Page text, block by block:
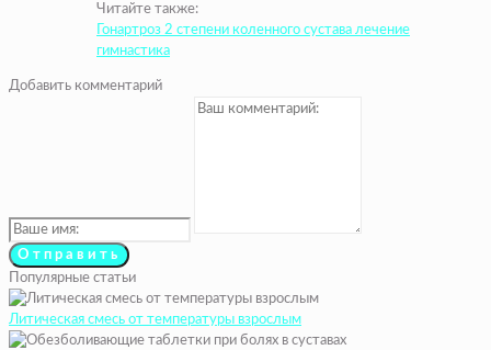
Читайте также:
Гонартроз 2 степени коленного сустава лечение
гимнастика
Добавить комментарий
Популярные статьи
Литическая смесь от температуры взрослым